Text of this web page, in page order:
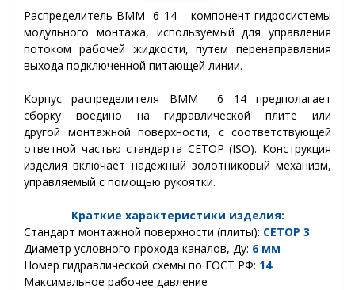
Распределитель ВММ 6 14 – компонент гидросистемы
модульного монтажа, используемый для управления
потоком рабочей жидкости, путем перенаправления
выхода подключенной питающей линии.
Корпус распределителя ВММ 6 14 предполагает
сборку воедино на гидравлической плите или
другой монтажной поверхности, с соответствующей
ответной частью стандарта CETOP (ISO). Конструкция
изделия включает надежный золотниковый механизм,
управляемый с помощью рукоятки.
Краткие характеристики изделия:
Стандарт монтажной поверхности (плиты): CETOP 3
Диаметр условного прохода каналов, Ду: 6 мм
Номер гидравлической схемы по ГОСТ РФ: 14
Максимальное рабочее давление